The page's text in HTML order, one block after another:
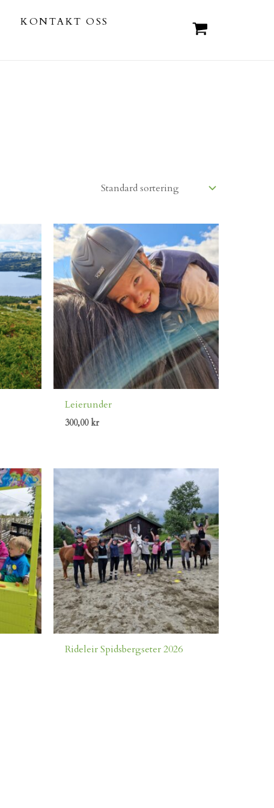
KONTAKT OSS
Leierunder
300,00 kr
Rideleir Spidsbergseter 2026